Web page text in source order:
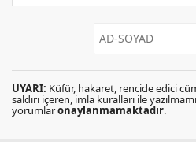
UYARI: Küfür, hakaret, rencide edici
saldırı içeren, imla kuralları ile
yorumlaronaylanmamaktadır.